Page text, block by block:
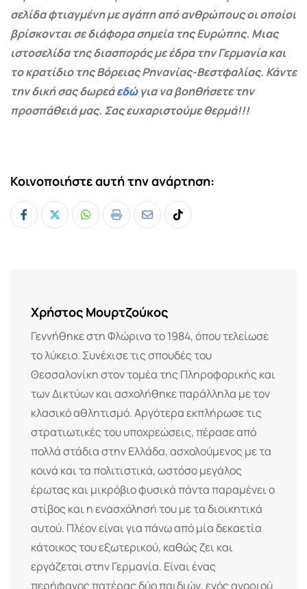
σελίδα φτιαγμένη με αγάπη από ανθρώπους οι οποίοι
βρίσκονται σε διάφορα σημεία της Ευρώπης. Μιας
ιστοσελίδα της διασποράς με έδρα την Γερμανία και
το κρατίδιο της Βόρειας Ρηνανίας-Βεστφαλίας. Κάντε
την δική σας δωρεάεδώγια να βοηθήσετε την
προσπάθειά μας. Σας ευχαριστούμε θερμά!!!
Κοινοποιήστε αυτή την ανάρτηση:
Whatsapp
Print
ShareTiktok
Χρήστος Μουρτζούκος
Γεννήθηκε στη Φλώρινα το 1984, όπου τελείωσε
το λύκειο. Συνέχισε τις σπουδές του
Θεσσαλονίκη στον τομέα της Πληροφορικής και
των Δικτύων και ασχολήθηκε παράλληλα με τον
κλασικό αθλητισμό. Αργότερα εκπλήρωσε τις
στρατιωτικές του υποχρεώσεις, πέρασε από
πολλά στάδια στην Ελλάδα, ασχολούμενος με τα
κοινά και τα πολιτιστικά, ωστόσο μεγάλος
έρωτας και μικρόβιο φυσικά πάντα παραμένει ο
στίβος και η ενασχόλησή του με τα διοικητικά
αυτού. Πλέον είναι για πάνω από μία δεκαετία
κάτοικος του εξωτερικού, καθώς ζει και
εργάζεται στην Γερμανία. Είναι ένας
περήφανος πατέρας δύο παιδιών, ενός αγοριού